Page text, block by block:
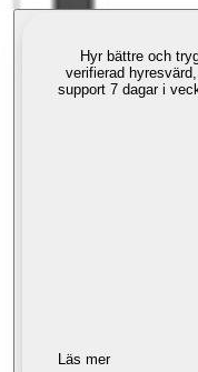
Hyr bättre och
verifierad
support 7 dagar i
Läs mer